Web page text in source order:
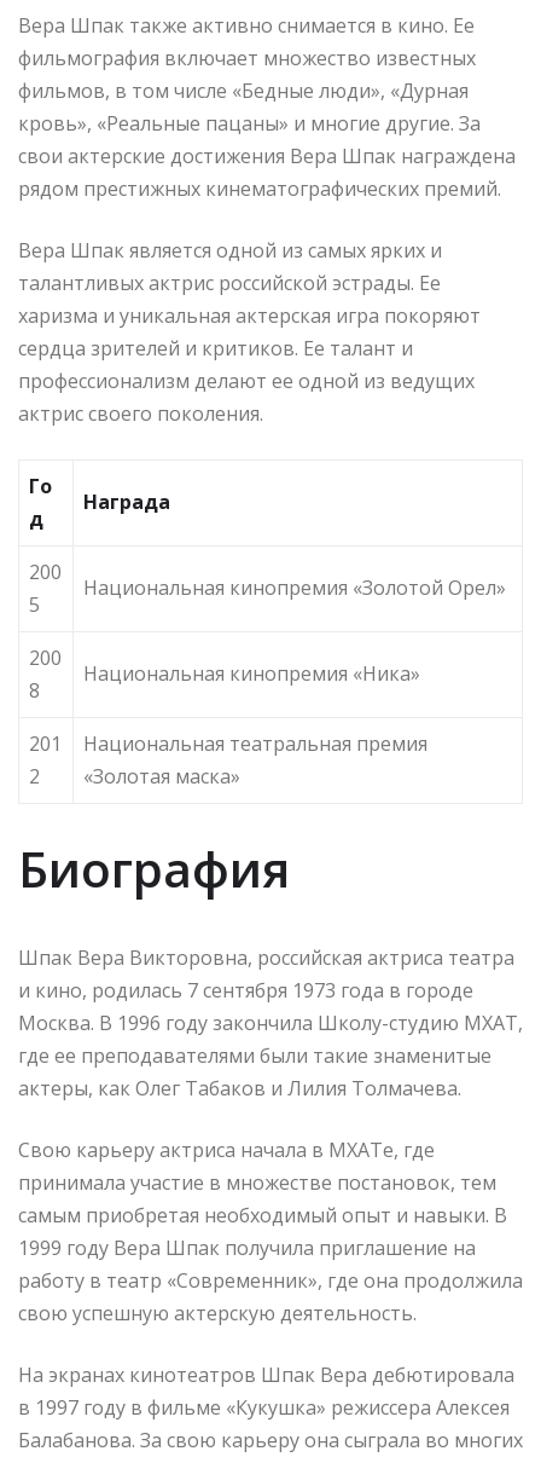
Вера Шпак также активно снимается в кино. Ее
фильмография включает множество известных
фильмов, в том числе «Бедные люди», «Дурная
кровь», «Реальные пацаны» и многие другие. За
свои актерские достижения Вера Шпак награждена
рядом престижных кинематографических премий.
Вера Шпак является одной из самых ярких и
талантливых актрис российской эстрады. Ее
харизма и уникальная актерская игра покоряют
сердца зрителей и критиков. Ее талант и
профессионализм делают ее одной из ведущих
актрис своего поколения.
Го
д
Награда
200
5
Национальная кинопремия «Золотой Орел»
200
8
Национальная кинопремия «Ника»
201
2
Национальная театральная премия
«Золотая маска»
Биография
Шпак Вера Викторовна, российская актриса театра
и кино, родилась 7 сентября 1973 года в городе
Москва. В 1996 году закончила Школу-студию МХАТ,
где ее преподавателями были такие знаменитые
актеры, как Олег Табаков и Лилия Толмачева.
Свою карьеру актриса начала в МХАТе, где
принимала участие в множестве постановок, тем
самым приобретая необходимый опыт и навыки. В
1999 году Вера Шпак получила приглашение на
работу в театр «Современник», где она продолжила
свою успешную актерскую деятельность.
На экранах кинотеатров Шпак Вера дебютировала
в 1997 году в фильме «Кукушка» режиссера Алексея
Балабанова. За свою карьеру она сыграла во многих